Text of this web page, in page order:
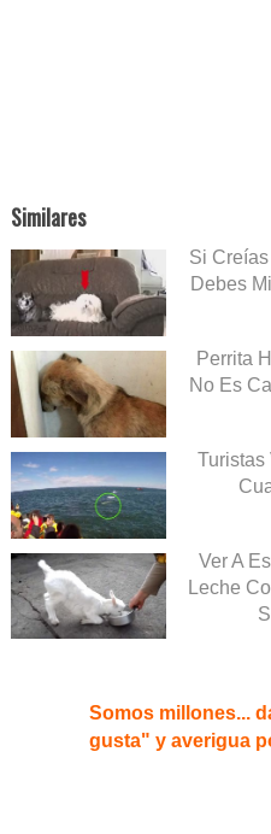
Similares
Si
Debes
Perrita
No Es
Turistas
Ver A
Leche
Somos millones...
gusta" y averigua